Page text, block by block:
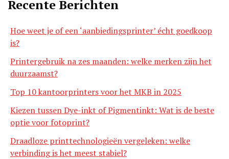
Recente Berichten
Hoe weet je of een ‘aanbiedingsprinter’ écht goedkoop
is?
Printergebruik na zes maanden: welke merken zijn het
duurzaamst?
Top 10 kantoorprinters voor het MKB in 2025
Kiezen tussen Dye-inkt of Pigmentinkt: Wat is de beste
optie voor fotoprint?
Draadloze printtechnologieën vergeleken: welke
verbinding is het meest stabiel?